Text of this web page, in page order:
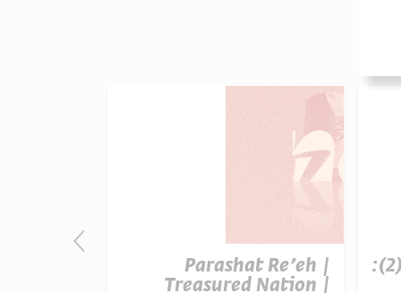
Parashat Re’eh |
Treasured Nation |
פרק 507 – אווה אילוז (2):